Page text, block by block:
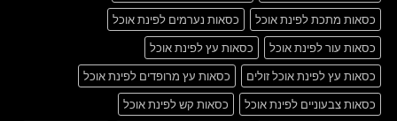
כסאות מתכת לפינת אוכל
כסאות נערמים לפינת אוכל
כסאות עור לפינת אוכל
כסאות עץ לפינת אוכל
כסאות עץ לפינת אוכל זולים
כסאות עץ מרופדים לפינת אוכל
כסאות צבעוניים לפינת אוכל
כסאות קש לפינת אוכל